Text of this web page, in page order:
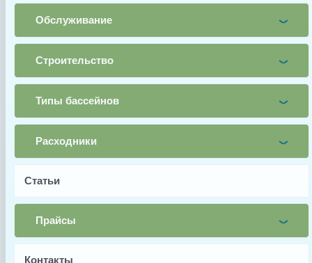
Обслуживание
Строительство
Типы бассейнов
Расходники
Статьи
Прайсы
Контакты
Почта
Телефон
Заявка
Заказать
Заводской артикул